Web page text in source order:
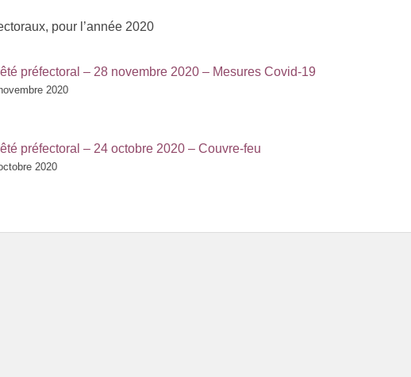
pour l’année 2020
préfectoral – 28 novembre 2020 – Mesures Covid-19
2020
préfectoral – 24 octobre 2020 – Couvre-feu
2020